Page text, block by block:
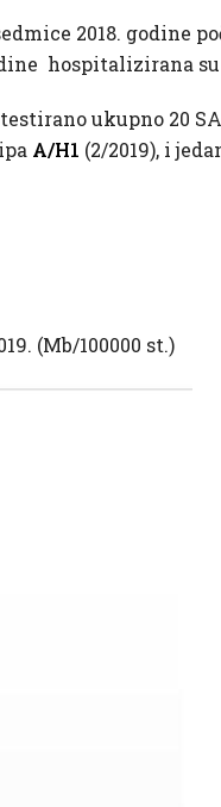
2018. godine
hospitalizirana su
ukupno 20
A/H1 (2/2019), i
(Mb/100000 st.)